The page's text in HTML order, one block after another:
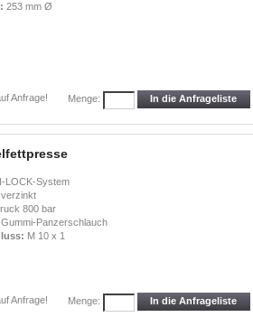
253 mm Ø
Anfrage! Menge: In die Anfrageliste
LOCK-System
verzinkt
800 bar
Gummi-Panzerschlauch
M 10 x 1
Anfrage! Menge: In die Anfrageliste